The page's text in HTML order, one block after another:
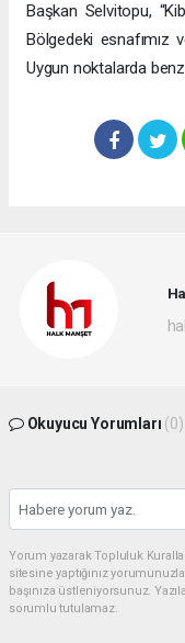
Başkan Selvitopu,
Bölgedeki esnafımız
Uygun noktalarda
Okuyucu Yorumları (0)
Yorum yazarak Topluluk
sitesine yaptığınız
başınıza üstleniyorsunuz.
sorumlu tutulamaz.